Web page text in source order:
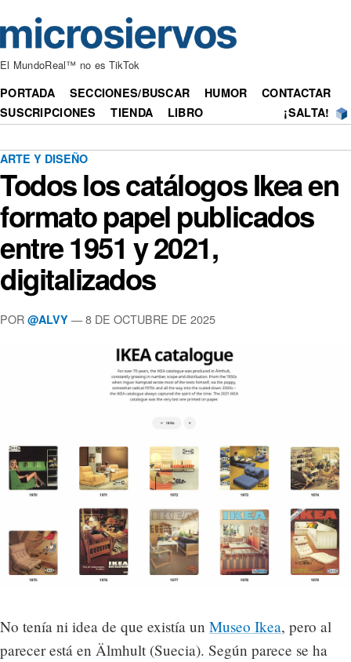
El MundoReal™ no es TikTok
PORTADA SECCIONES/BUSCAR HUMOR
CONTACTAR
SUSCRIPCIONES
TIENDA LIBRO ¡SALTA!
ARTE Y DISEÑO
Todos los catálogos Ikea en
formato papel publicados
entre 1951 y 2021,
digitalizados
POR @ALVY — 8 DE OCTUBRE DE 2025
No tenía ni idea de que existía un Museo Ikea, pero al
parecer está en Älmhult (Suecia). Según parece se ha